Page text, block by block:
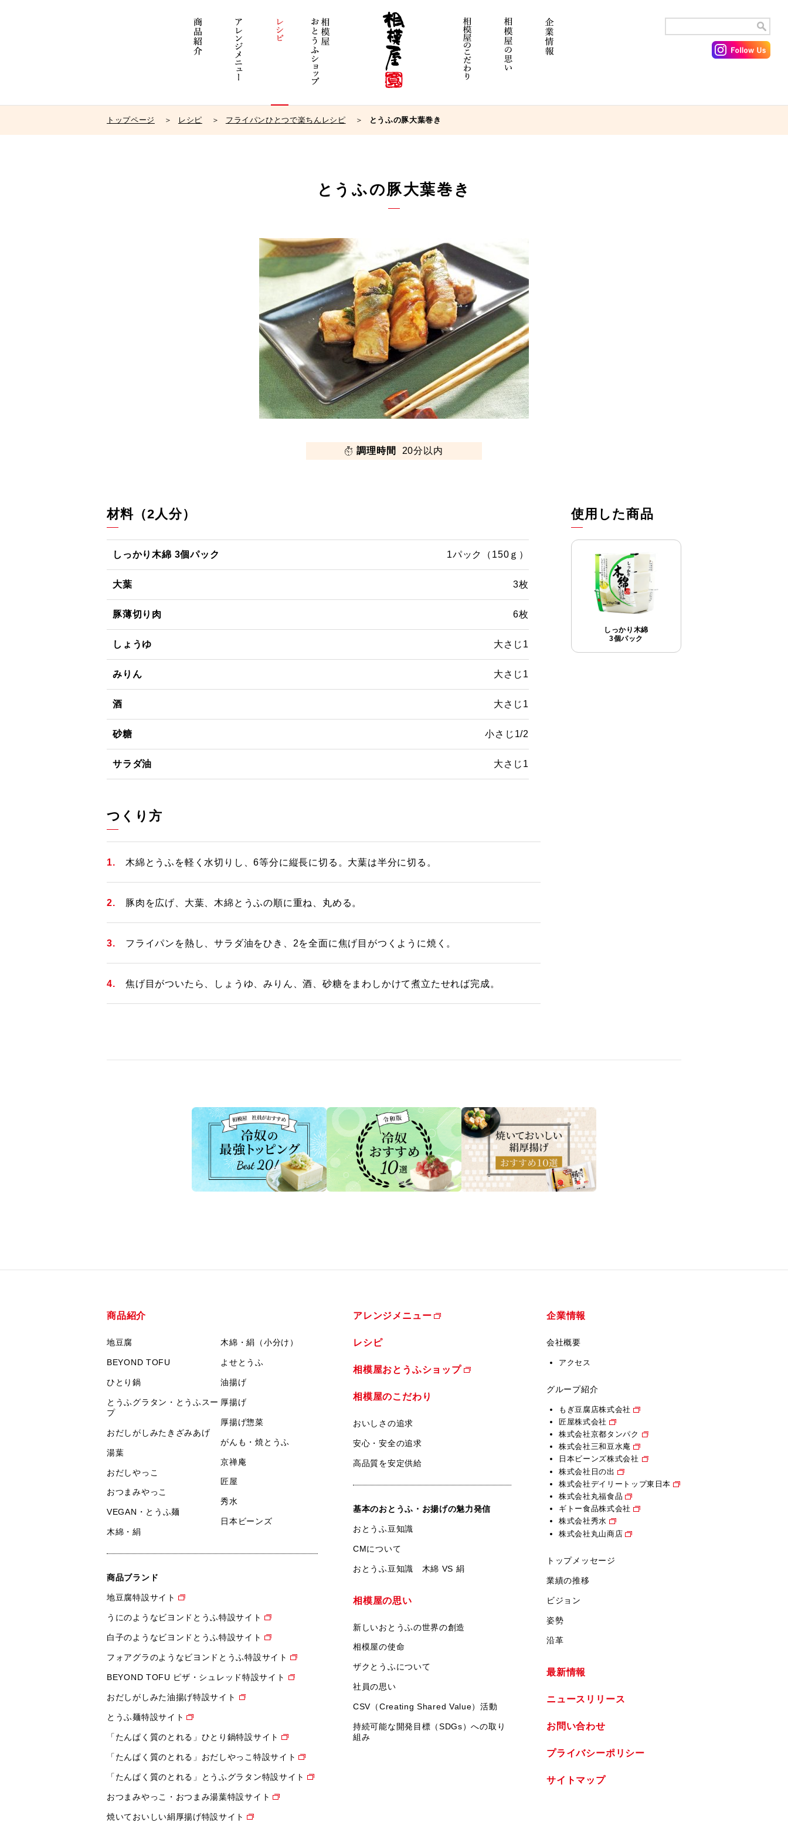
トップページ レシピ フライパンひとつで楽ちんレシピ とうふの豚大葉巻き
とうふの豚大葉巻き
調理時間 20分以内
材料（2人分）
しっかり木綿 3個パック 1パック（150ｇ）
大葉 3枚
豚薄切り肉 6枚
しょうゆ 大さじ1
みりん 大さじ1
酒 大さじ1
砂糖 小さじ1/2
サラダ油 大さじ1
つくり方
木綿とうふを軽く水切りし、6等分に縦長に切る。大葉は半分に切る。
豚肉を広げ、大葉、木綿とうふの順に重ね、丸める。
フライパンを熱し、サラダ油をひき、2を全面に焦げ目がつくように焼く。
焦げ目がついたら、しょうゆ、みりん、酒、砂糖をまわしかけて煮立たせれば完成。
使用した商品
しっかり木綿
3個パック
商品紹介
地豆腐
BEYOND TOFU
ひとり鍋
とうふグラタン・とうふスー
プ
おだしがしみたきざみあげ
湯葉
おだしやっこ
おつまみやっこ
VEGAN・とうふ麺
木綿・絹
木綿・絹（小分け）
よせとうふ
油揚げ
厚揚げ
厚揚げ惣菜
がんも・焼とうふ
京禅庵
匠屋
秀水
日本ビーンズ
商品ブランド
地豆腐特設サイト
うにのようなビヨンドとうふ特設サイト
白子のようなビヨンドとうふ特設サイト
フォアグラのようなビヨンドとうふ特設サイト
BEYOND TOFU ピザ・シュレッド特設サイト
おだしがしみた油揚げ特設サイト
とうふ麺特設サイト
「たんぱく質のとれる」ひとり鍋特設サイト
「たんぱく質のとれる」おだしやっこ特設サイト
「たんぱく質のとれる」とうふグラタン特設サイト
おつまみやっこ・おつまみ湯葉特設サイト
焼いておいしい絹厚揚げ特設サイト
アレンジメニュー
レシピ
相模屋おとうふショップ
相模屋のこだわり
おいしさの追求
安心・安全の追求
高品質を安定供給
基本のおとうふ・お揚げの魅力発信
おとうふ豆知識
CMについて
おとうふ豆知識 木綿 VS 絹
相模屋の思い
新しいおとうふの世界の創造
相模屋の使命
ザクとうふについて
社員の思い
CSV（Creating Shared Value）活動
持続可能な開発目標（SDGs）への取り
組み
企業情報
会社概要
アクセス
グループ紹介
もぎ豆腐店株式会社
匠屋株式会社
株式会社京都タンパク
株式会社三和豆水庵
日本ビーンズ株式会社
株式会社日の出
株式会社デイリートップ東日本
株式会社丸福食品
ギトー食品株式会社
株式会社秀水
株式会社丸山商店
トップメッセージ
業績の推移
ビジョン
姿勢
沿革
最新情報
ニュースリリース
お問い合わせ
プライバシーポリシー
サイトマップ